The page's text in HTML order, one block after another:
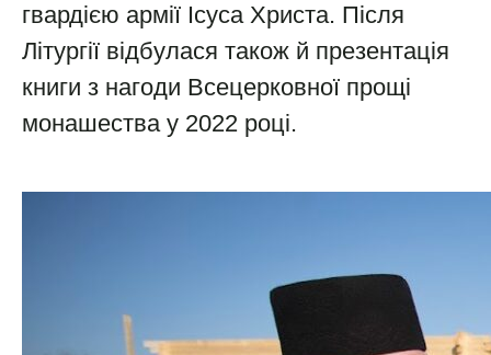
гвардією армії Ісуса Христа. Після
Літургії відбулася також й презентація
книги з нагоди Всецерковної прощі
монашества у 2022 році.